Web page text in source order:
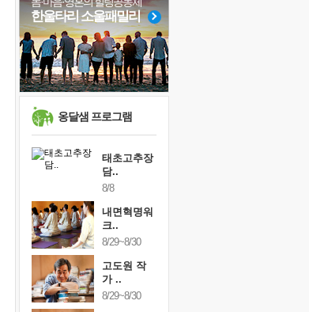
슬럼프
보고 싶은 어머니
유년 시절의 부산 영도 바다
못된 꼰대들
희망이란
'모른다'는 것
귀를 열고 마음을 내어주고
#명상
#리더
#비전캠프
#나눔
#희망
#친구
#아이들
#극복
#바이러스
한울타리 소울패밀리
옹달샘 프로그램
태초고추장
담..
8/8
내면혁명워
크..
8/29~8/30
고도원 작
가 ..
8/29~8/30